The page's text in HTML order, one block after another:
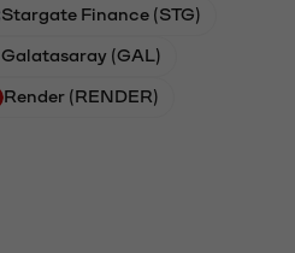
Stargate Finance (STG)
Galatasaray (GAL)
Render (RENDER)